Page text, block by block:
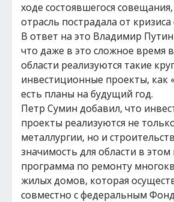
ходе состоявшегося
отрасль пострадала от кризиса
В ответ на это Владимир
что даже в это сложное время
области реализуются такие
инвестиционные проекты, как
есть планы на будущий год.
Петр Сумин добавил, что
проекты реализуются не
металлургии, но и
значимость для области в этом
программа по ремонту
жилых домов, которая
совместно с федеральным